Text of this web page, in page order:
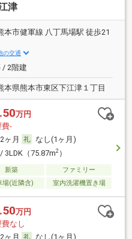
津
本市健軍線 八丁馬場駅 徒歩21
の交通
/ 2階建
本県熊本市東区下江津１丁目
万円
費-
2ヶ月
なし(1ヶ月)
3LDK（75.87m2）
新築
ファミリー
場(近隣含) 室内洗濯機置き場
万円
なし
2ヶ月
なし(1ヶ月)